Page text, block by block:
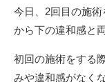
今日、2回目の施
から下の違和感と
初回の施術をする
みや違和感がなく